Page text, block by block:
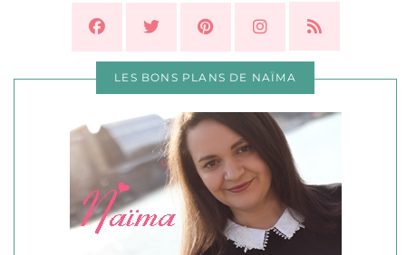
LES BONS PLANS DE NAÏMA